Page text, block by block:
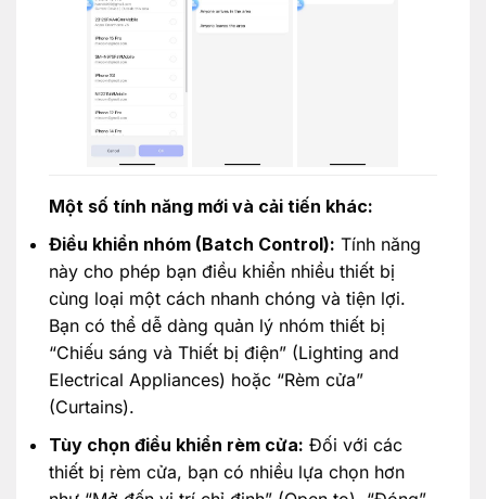
Một số tính năng mới và cải tiến khác:
Điều khiển nhóm (Batch Control): Tính năng
này cho phép bạn điều khiển nhiều thiết bị
cùng loại một cách nhanh chóng và tiện lợi.
Bạn có thể dễ dàng quản lý nhóm thiết bị
“Chiếu sáng và Thiết bị điện” (Lighting and
Electrical Appliances) hoặc “Rèm cửa”
(Curtains).
Tùy chọn điều khiển rèm cửa: Đối với các
thiết bị rèm cửa, bạn có nhiều lựa chọn hơn